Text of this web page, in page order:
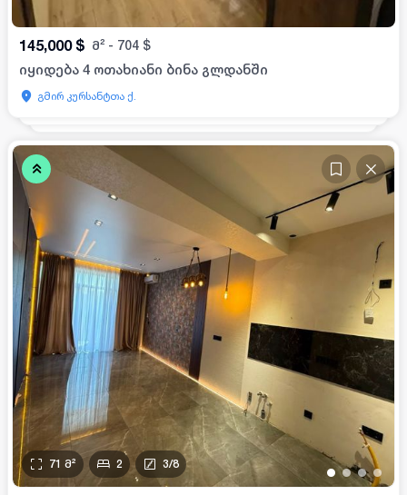
145,000 $ მ² - 704 $
იყიდება 4 ოთახიანი ბინა გლდანში
გმირ კურსანტთა ქ.
••••
71 მ² 2 3/8